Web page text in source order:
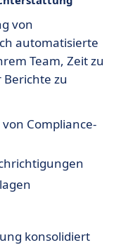
von
automatisierte
Team, Zeit zu
zu
Compliance-
konsolidiert